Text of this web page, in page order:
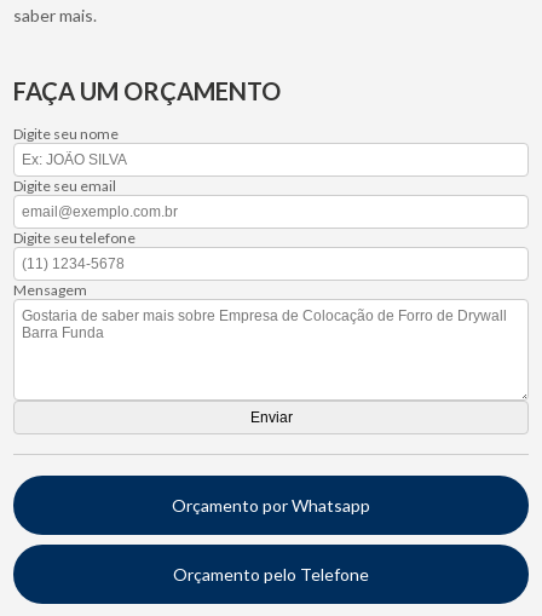
saber mais.
FAÇA UM ORÇAMENTO
Digite seu nome
Digite seu email
Digite seu telefone
Mensagem
Orçamento por Whatsapp
Orçamento pelo Telefone